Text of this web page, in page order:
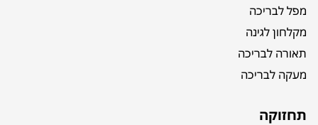
מפל לבריכה
מקלחון לגינה
תאורה לבריכה
מעקה לבריכה
תחזוקה